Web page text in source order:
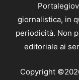
giornalistica, in
periodicità. Non
editoriale ai
Copyright